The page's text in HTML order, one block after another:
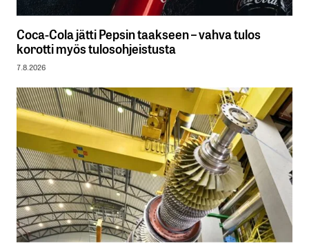
Coca-Cola jätti Pepsin taakseen – vahva tulos
korotti myös tulosohjeistusta
7.8.2026